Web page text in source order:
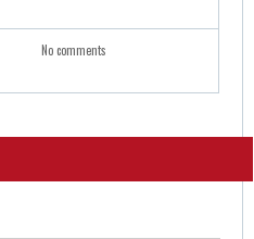
No comments